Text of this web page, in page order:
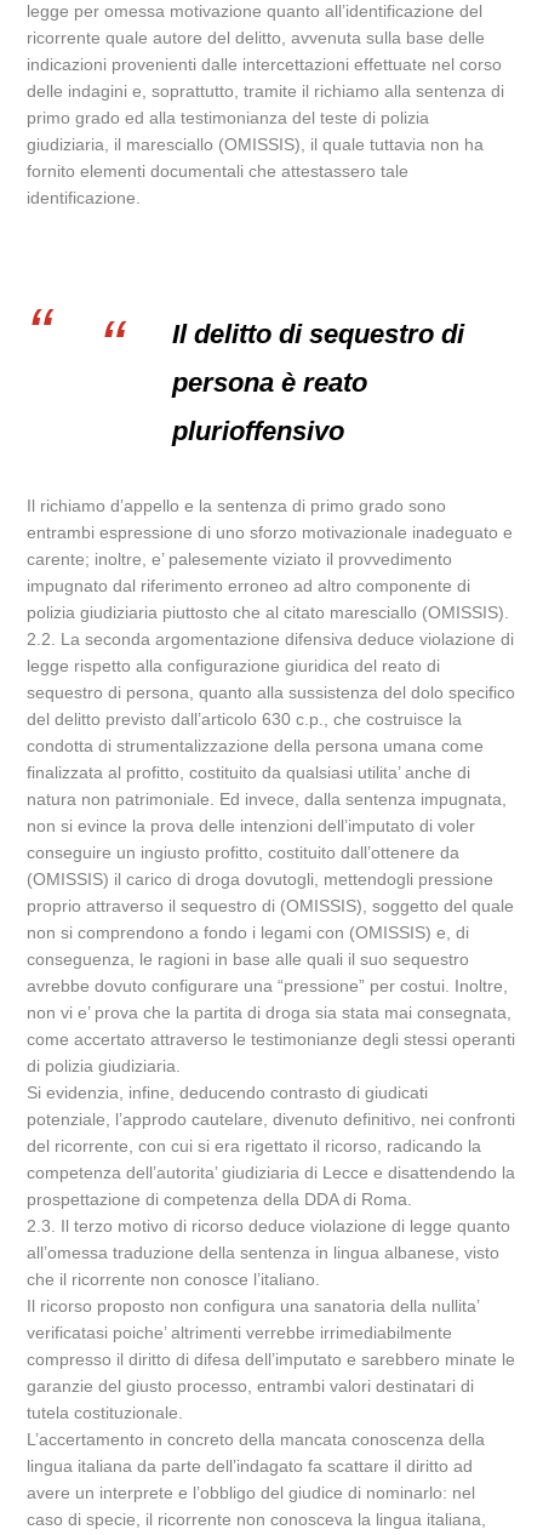
legge per omessa motivazione quanto all’identificazione del
ricorrente quale autore del delitto, avvenuta sulla base delle
indicazioni provenienti dalle intercettazioni effettuate nel corso
delle indagini e, soprattutto, tramite il richiamo alla sentenza di
primo grado ed alla testimonianza del teste di polizia
giudiziaria, il maresciallo (OMISSIS), il quale tuttavia non ha
fornito elementi documentali che attestassero tale
identificazione.
Il delitto di sequestro di
persona è reato
plurioffensivo
Il richiamo d’appello e la sentenza di primo grado sono
entrambi espressione di uno sforzo motivazionale inadeguato e
carente; inoltre, e’ palesemente viziato il provvedimento
impugnato dal riferimento erroneo ad altro componente di
polizia giudiziaria piuttosto che al citato maresciallo (OMISSIS).
2.2. La seconda argomentazione difensiva deduce violazione di
legge rispetto alla configurazione giuridica del reato di
sequestro di persona, quanto alla sussistenza del dolo specifico
del delitto previsto dall’articolo 630 c.p., che costruisce la
condotta di strumentalizzazione della persona umana come
finalizzata al profitto, costituito da qualsiasi utilita’ anche di
natura non patrimoniale. Ed invece, dalla sentenza impugnata,
non si evince la prova delle intenzioni dell’imputato di voler
conseguire un ingiusto profitto, costituito dall’ottenere da
(OMISSIS) il carico di droga dovutogli, mettendogli pressione
proprio attraverso il sequestro di (OMISSIS), soggetto del quale
non si comprendono a fondo i legami con (OMISSIS) e, di
conseguenza, le ragioni in base alle quali il suo sequestro
avrebbe dovuto configurare una “pressione” per costui. Inoltre,
non vi e’ prova che la partita di droga sia stata mai consegnata,
come accertato attraverso le testimonianze degli stessi operanti
di polizia giudiziaria.
Si evidenzia, infine, deducendo contrasto di giudicati
potenziale, l’approdo cautelare, divenuto definitivo, nei confronti
del ricorrente, con cui si era rigettato il ricorso, radicando la
competenza dell’autorita’ giudiziaria di Lecce e disattendendo la
prospettazione di competenza della DDA di Roma.
2.3. Il terzo motivo di ricorso deduce violazione di legge quanto
all’omessa traduzione della sentenza in lingua albanese, visto
che il ricorrente non conosce l’italiano.
Il ricorso proposto non configura una sanatoria della nullita’
verificatasi poiche’ altrimenti verrebbe irrimediabilmente
compresso il diritto di difesa dell’imputato e sarebbero minate le
garanzie del giusto processo, entrambi valori destinatari di
tutela costituzionale.
L’accertamento in concreto della mancata conoscenza della
lingua italiana da parte dell’indagato fa scattare il diritto ad
avere un interprete e l’obbligo del giudice di nominarlo: nel
caso di specie, il ricorrente non conosceva la lingua italiana,